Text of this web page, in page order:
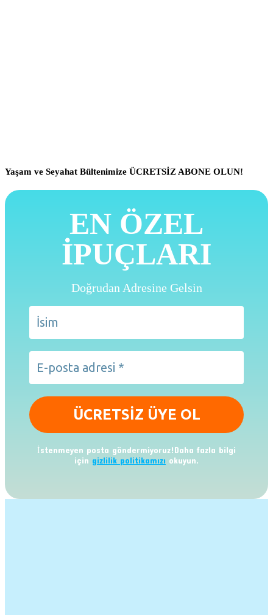
Yaşam ve Seyahat Bültenimize ÜCRETSİZ ABONE OLUN!
EN ÖZEL
İPUÇLARI
Doğrudan Adresine Gelsin
İstenmeyen posta göndermiyoruz!Daha fazla bilgi
için gizlilik politikamızı okuyun.